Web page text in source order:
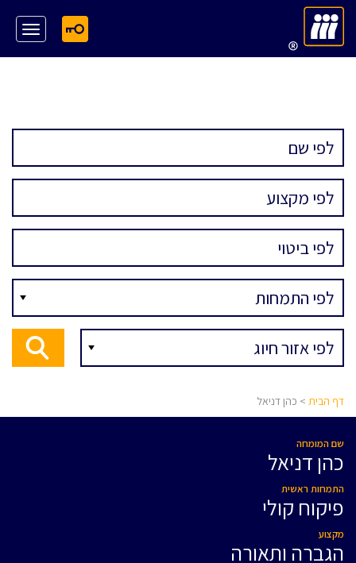
דף הבית > כהן דניאל
שם המומחה
כהן דניאל
התמחות ראשית
פיקוח קולי
מקצוע
הגברה ותאורה